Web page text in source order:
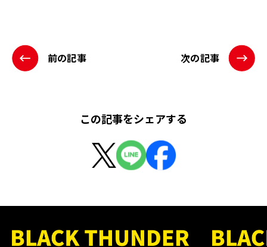
前の記事 次の記事
この記事をシェアする